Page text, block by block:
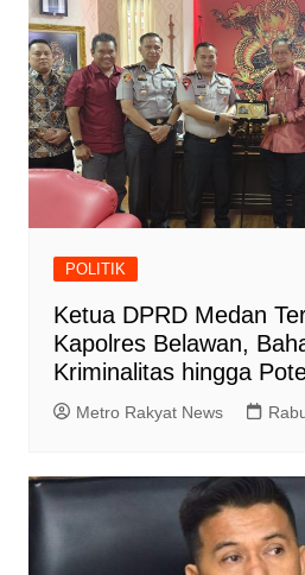
POLITIK
Ketua DPRD Medan
Kapolres Belawan,
Kriminalitas hingga
Metro Rakyat News